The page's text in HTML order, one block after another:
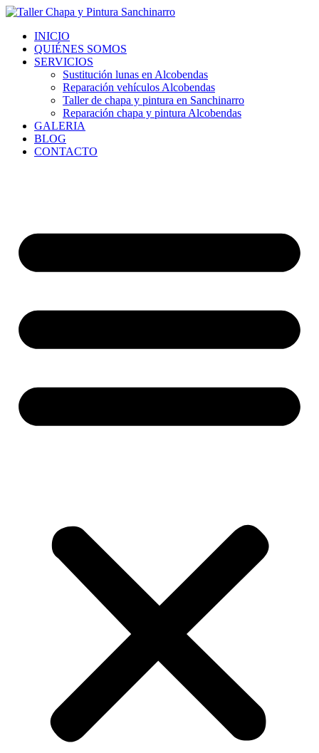
Ir
contenidoINICIO
QUIÉNES SOMOS
SERVICIOS
Sustitución lunas en Alcobendas
Reparación vehículos Alcobendas
Taller de chapa y pintura en Sanchinarro
Reparación chapa y pintura Alcobendas
GALERIA
BLOG
CONTACTO